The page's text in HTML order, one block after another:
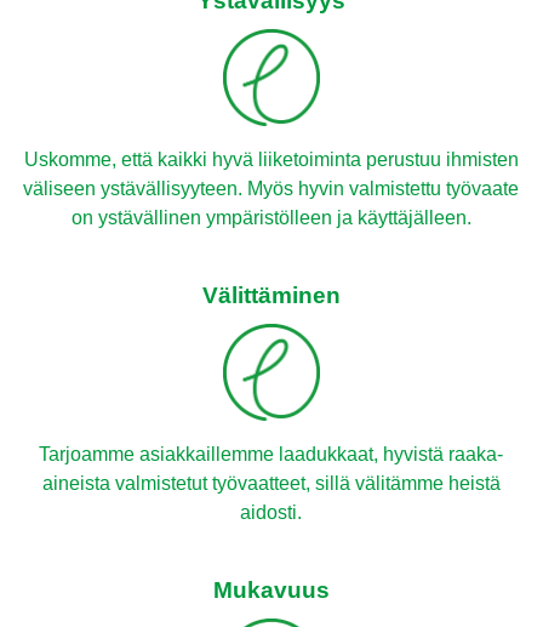
Uskomme, että kaikki hyvä liiketoiminta perustuu ihmisten
väliseen ystävällisyyteen. Myös hyvin valmistettu työvaate
on ystävällinen ympäristölleen ja käyttäjälleen.
Välittäminen
Tarjoamme asiakkaillemme laadukkaat, hyvistä raaka-
aineista valmistetut työvaatteet, sillä välitämme heistä
aidosti.
Mukavuus